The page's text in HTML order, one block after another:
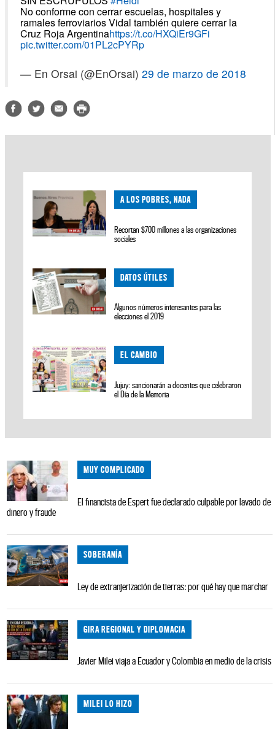
No conforme con cerrar escuelas, hospitales y
ramales ferroviarios Vidal también quiere cerrar la
Cruz Roja Argentinahttps://t.co/HXQiEr9GFi
pic.twitter.com/01PL2cPYRp
— En Orsai (@EnOrsai) 29 de marzo de 2018
A LOS POBRES, NADA
Recortan $700 millones a las organizaciones
sociales
DATOS ÚTILES
Algunos números interesantes para las
elecciones el 2019
EL CAMBIO
Jujuy: sancionarán a docentes que celebraron
el Día de la Memoria
MUY COMPLICADO
El financista de Espert fue declarado culpable por lavado de
dinero y fraude
SOBERANÍA
Ley de extranjerización de tierras: por qué hay que marchar
GIRA REGIONAL Y DIPLOMACIA
Javier Milei viaja a Ecuador y Colombia en medio de la crisis
MILEI LO HIZO